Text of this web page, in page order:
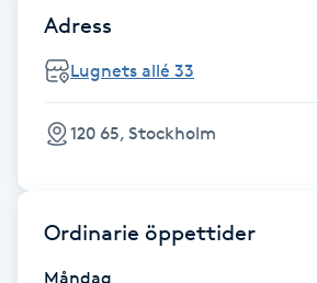
Katun fransar
Kemisk peeling
Adress
Lugnets allé 33
120 65, Stockholm
Ordinarie öppettider
Måndag